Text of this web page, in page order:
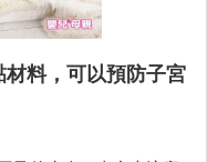
料，可以預防子宮